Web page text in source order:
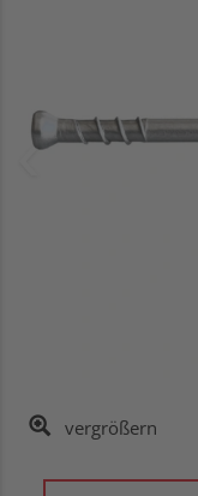
vergrößern